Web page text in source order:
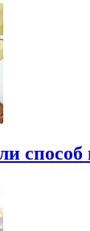
способ